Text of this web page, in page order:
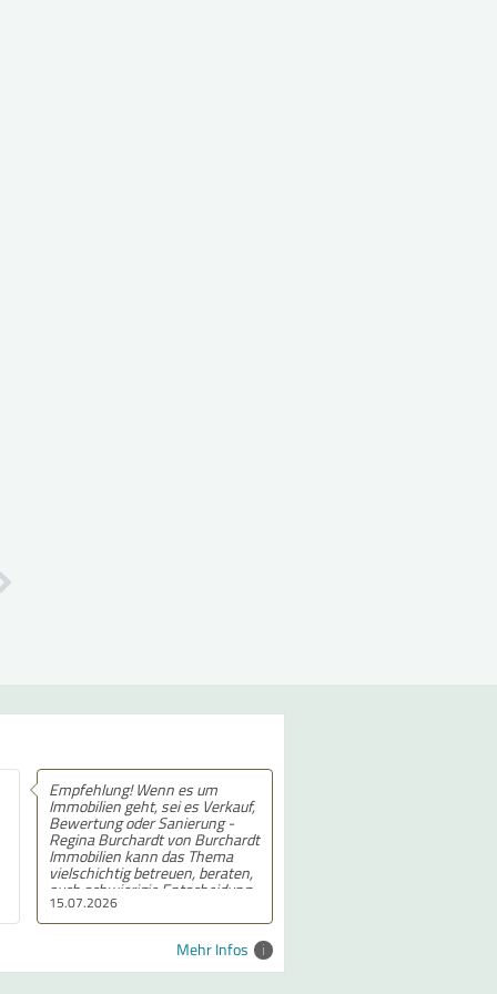
um
es Verkauf,
-
Burchardt
Thema
beraten,
was 11.07.2026
Empfehlung! 5 von 5 Sternen.
Mehr Infos